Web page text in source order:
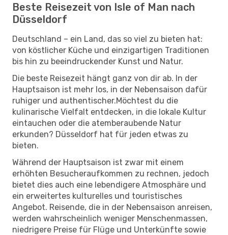
Beste Reisezeit von Isle of Man nach
Düsseldorf
Deutschland – ein Land, das so viel zu bieten hat:
von köstlicher Küche und einzigartigen Traditionen
bis hin zu beeindruckender Kunst und Natur.
Die beste Reisezeit hängt ganz von dir ab. In der
Hauptsaison ist mehr los, in der Nebensaison dafür
ruhiger und authentischer.Möchtest du die
kulinarische Vielfalt entdecken, in die lokale Kultur
eintauchen oder die atemberaubende Natur
erkunden? Düsseldorf hat für jeden etwas zu
bieten.
Während der Hauptsaison ist zwar mit einem
erhöhten Besucheraufkommen zu rechnen, jedoch
bietet dies auch eine lebendigere Atmosphäre und
ein erweitertes kulturelles und touristisches
Angebot. Reisende, die in der Nebensaison anreisen,
werden wahrscheinlich weniger Menschenmassen,
niedrigere Preise für Flüge und Unterkünfte sowie